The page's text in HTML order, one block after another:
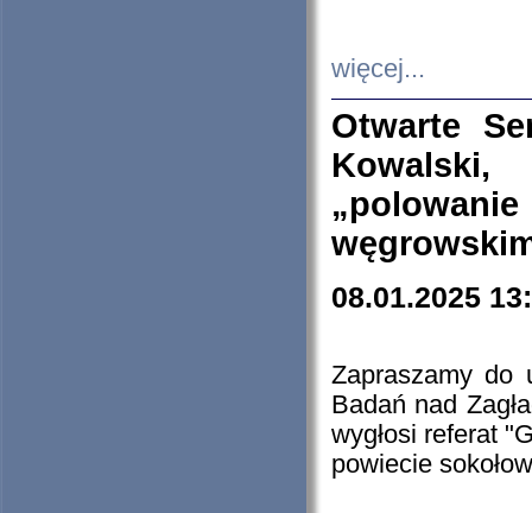
więcej...
Otwarte
08.01.2025
Zapraszamy do
Badań nad
wygłosi referat
powiecie